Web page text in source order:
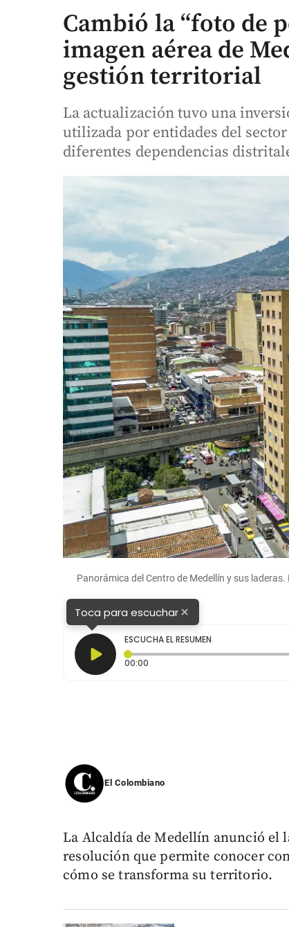
Cambió la “foto de
imagen aérea de
gestión territorial
La actualización tuvo una
utilizada por entidades del
diferentes dependencias
Panorámica del Centro de Medellín y sus
Toca para escuchar×
ESCUCHA EL RESUMEN
00:00
El Colombiano
La Alcaldía de Medellín anunció el
resolución que permite conocer
cómo se transforma su territorio.